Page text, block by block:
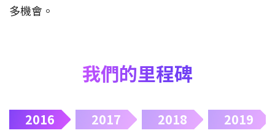
多機會。
我們的里程碑
2016 2017 2018 2019